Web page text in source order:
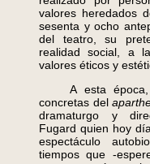
valores heredados
sesenta y ocho
del teatro, su
realidad social, a
valores éticos y
A esta época,
concretas del
dramaturgo y
Fugard quien hoy
espectáculo
tiempos que -